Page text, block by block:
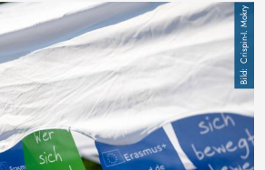
Crispin-I. Mokry